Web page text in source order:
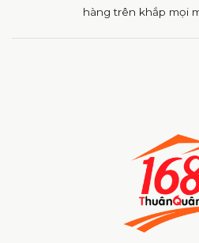
hàng trên khắp mọi